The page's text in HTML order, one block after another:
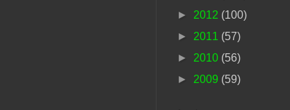
► 2012 (100)
► 2011 (57)
► 2010 (56)
► 2009 (59)